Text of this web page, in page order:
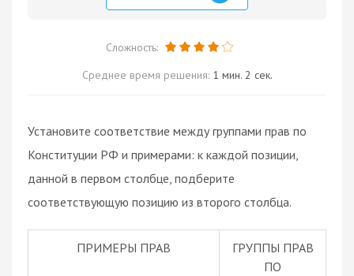
Сложность:
Среднее время решения: 1 мин. 2 сек.
Установите соответствие между группами прав по
Конституции РФ и примерами: к каждой позиции,
данной в первом столбце, подберите
соответствующую позицию из второго столбца.
ПРИМЕРЫ ПРАВ
ГРУППЫ ПРАВ
ПО